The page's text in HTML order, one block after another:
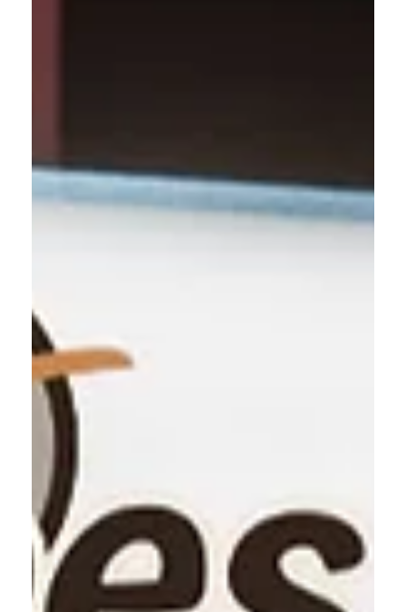
Qualität
Wir glauben: Gute Crêpes brauchen keine Geheimzutaten
– sondern gute Zutaten, Zeit und Sorgfalt. Deshalb
verwenden wir nur frische, ausgewählte Grundprodukte:
Milch, Eier, Mehl und eine Prise Erfahrung. Keine
über Geschmack und Konsistenz. In der Zubereitung steckt
echtes Handwerk. Jeder Crêpe wird mit Liebe gebacken:
außen goldbraun und knusprig, innen weich u